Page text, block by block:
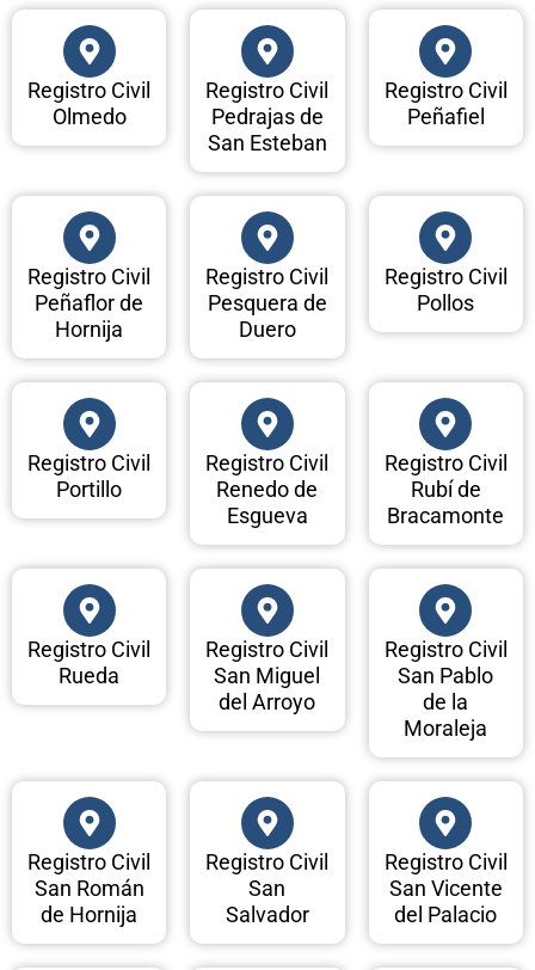
Registro Civil
Olmedo
Registro Civil
Pedrajas de
San Esteban
Registro Civil
Peñafiel
Registro Civil
Peñaflor de
Hornija
Registro Civil
Pesquera de
Duero
Registro Civil
Pollos
Registro Civil
Portillo
Registro Civil
Renedo de
Esgueva
Registro Civil
Rubí de
Bracamonte
Registro Civil
Rueda
Registro Civil
San Miguel
del Arroyo
Registro Civil
San Pablo
de la
Moraleja
Registro Civil
San Román
de Hornija
Registro Civil
San
Salvador
Registro Civil
San Vicente
del Palacio